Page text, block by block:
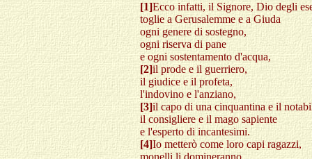
[1]Ecco infatti, il Signore, Dio degli
toglie a Gerusalemme e a Giuda
ogni genere di sostegno,
ogni riserva di pane
e ogni sostentamento d'acqua,
[2]il prode e il guerriero,
il giudice e il profeta,
l'indovino e l'anziano,
[3]il capo di una cinquantina e il
il consigliere e il mago sapiente
e l'esperto di incantesimi.
[4]Io metterò come loro capi ragazzi,